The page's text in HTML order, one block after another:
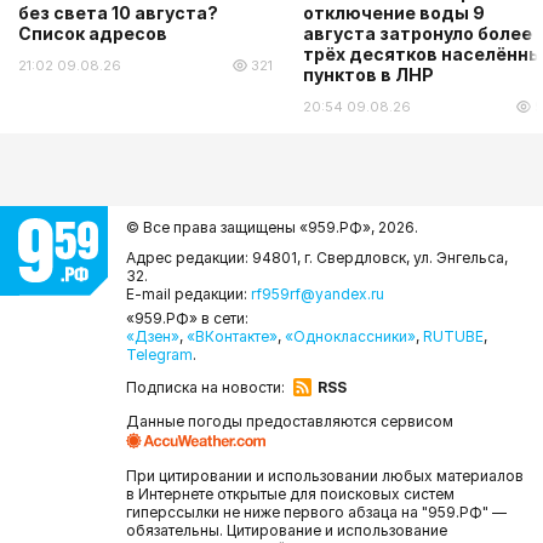
без света 10 августа?
Список адресов
21:02 09.08.26 321
отключение воды 9
августа затронуло более
трёх десятков
пунктов в ЛНР
20:54 09.08.26
© Все права защищены «959.РФ», 2026.
Адрес редакции: 94801, г. Свердловск, ул. Энгельса,
32.
E-mail редакции: rf959rf@yandex.ru
«959.РФ» в сети:
«Дзен», «ВКонтакте», «Одноклассники», RUTUBE,
Telegram.
Подписка на новости:
RSS
Данные погоды предоставляются сервисом
При цитировании и использовании любых материалов
в Интернете открытые для поисковых систем
гиперссылки не ниже первого абзаца на "959.РФ" —
обязательны. Цитирование и использование